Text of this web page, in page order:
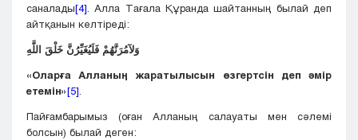
саналады[4] . Алла Тағала Құранда шайтанның былай деп
айтқанын келтіреді:
وَلآمُرَنَّهُمْ فَلَيُغَيِّرُنَّ خَلْقَ اللَّهِ
«Оларға Алланың жаратылысын өзгертсін деп әмір
етемін»[5]
Пайғамбарымыз (оған Алланың салауаты мен сәлемі
болсын) былай деген: